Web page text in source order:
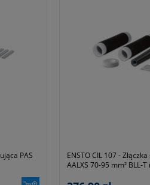
PAS
ENSTO CIL 107 -
AALXS 70-95 mm² BLL-